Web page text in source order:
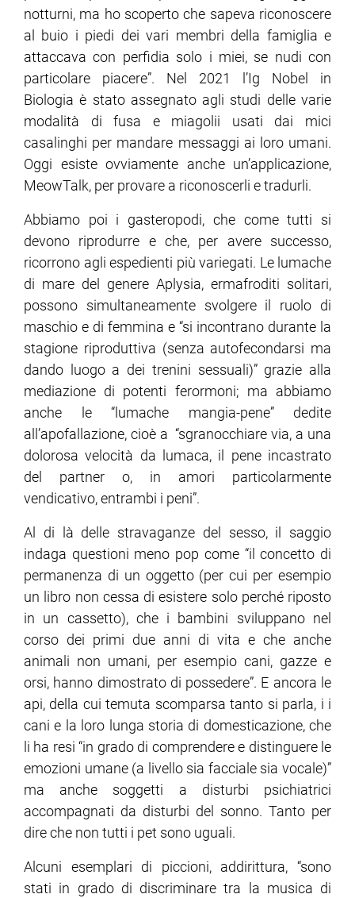
notturni, ma ho scoperto che sapeva riconoscere
al buio i piedi dei vari membri della famiglia e
attaccava con perfidia solo i miei, se nudi con
particolare piacere”. Nel 2021 l’Ig Nobel in
Biologia è stato assegnato agli studi delle varie
modalità di fusa e miagolii usati dai mici
casalinghi per mandare messaggi ai loro umani.
Oggi esiste ovviamente anche un’applicazione,
MeowTalk, per provare a riconoscerli e tradurli.
Abbiamo poi i gasteropodi, che come tutti si
devono riprodurre e che, per avere successo,
ricorrono agli espedienti più variegati. Le lumache
di mare del genere Aplysia, ermafroditi solitari,
possono simultaneamente svolgere il ruolo di
maschio e di femmina e “si incontrano durante la
stagione riproduttiva (senza autofecondarsi ma
dando luogo a dei trenini sessuali)” grazie alla
mediazione di potenti ferormoni; ma abbiamo
anche le “lumache mangia-pene” dedite
all’apofallazione, cioè a “sgranocchiare via, a una
dolorosa velocità da lumaca, il pene incastrato
del partner o, in amori particolarmente
vendicativo, entrambi i peni”.
Al di là delle stravaganze del sesso, il saggio
indaga questioni meno pop come “il concetto di
permanenza di un oggetto (per cui per esempio
un libro non cessa di esistere solo perché riposto
in un cassetto), che i bambini sviluppano nel
corso dei primi due anni di vita e che anche
animali non umani, per esempio cani, gazze e
orsi, hanno dimostrato di possedere”. E ancora le
api, della cui temuta scomparsa tanto si parla, i i
cani e la loro lunga storia di domesticazione, che
li ha resi “in grado di comprendere e distinguere le
emozioni umane (a livello sia facciale sia vocale)”
ma anche soggetti a disturbi psichiatrici
accompagnati da disturbi del sonno. Tanto per
dire che non tutti i pet sono uguali.
Alcuni esemplari di piccioni, addirittura, “sono
stati in grado di discriminare tra la musica di